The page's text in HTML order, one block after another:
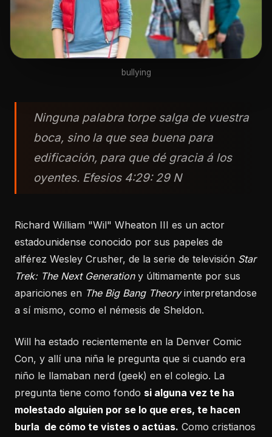
bullying
Ninguna palabra torpe salga de vuestra
boca, sino la que sea buena para
edificación, para que dé gracia á los
oyentes. Efesios 4:29: 29 N
Richard William "Wil" Wheaton III es un actor
estadounidense conocido por sus papeles de
alférez Wesley Crusher, de la serie de televisión Star
Trek: The Next Generation y últimamente por sus
apariciones en The Big Bang Theoryinterpretandose
a sí mismo, como el némesis de Sheldon.
Will ha estado recientemente en la Denver Comic
Con, y allí una niña le pregunta que si cuando era
niño le llamaban nerd (geek) en el colegio. La
pregunta tiene como fondo si alguna vez te ha
molestado alguien por se lo que eres, te hacen
burla de cómo te vistes o actúas. Como cristianos